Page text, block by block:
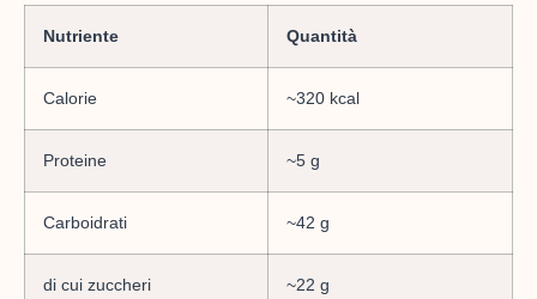
Nutriente Quantità
Calorie ~320 kcal
Proteine ~5 g
Carboidrati ~42 g
di cui zuccheri ~22 g